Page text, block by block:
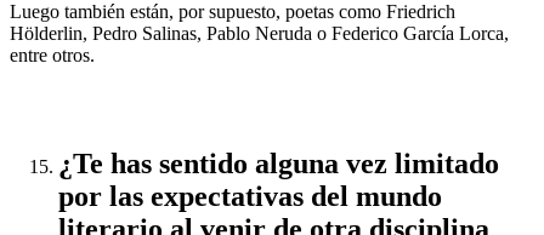
Luego también están, por supuesto, poetas como Friedrich
Hölderlin, Pedro Salinas, Pablo Neruda o Federico García Lorca,
entre otros.
¿Te has sentido alguna vez limitado
por las expectativas del mundo